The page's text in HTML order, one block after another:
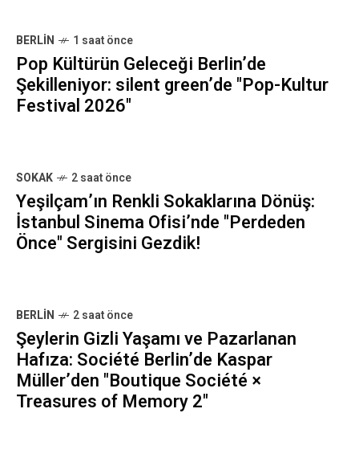
BERLIN 1 saat önce
Pop Kültürün Geleceği Berlin’de
Şekilleniyor: silent green’de "Pop-Kultur
Festival 2026"
SOKAK 2 saat önce
Yeşilçam’ın Renkli Sokaklarına Dönüş:
İstanbul Sinema Ofisi’nde "Perdeden
Önce" Sergisini Gezdik!
BERLIN 2 saat önce
Şeylerin Gizli Yaşamı ve Pazarlanan
Hafıza: Société Berlin’de Kaspar
Müller’den "Boutique Société ×
Treasures of Memory 2"